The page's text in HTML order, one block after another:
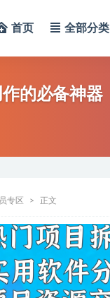
首页 全部分类
的必备神器
专区 正文